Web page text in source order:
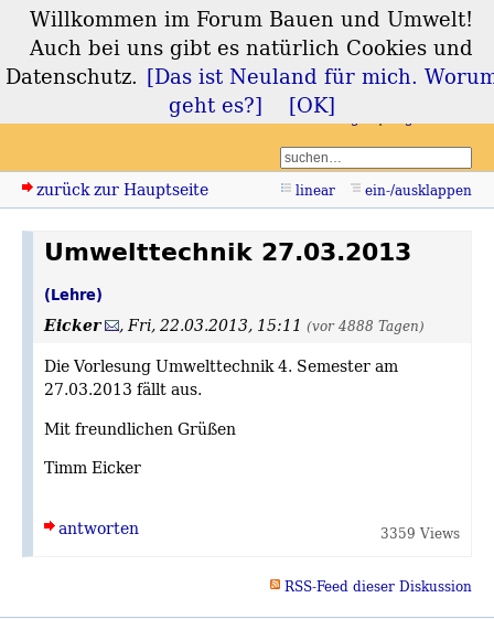
Forum Bauen und
Umwelt
zurück zur Hauptseite linear ein-/ausklappen
Umwelttechnik 27.03.2013
(Lehre)
Eicker ,Fri, 22.03.2013, 15:11 (vor 4888 Tagen)
Die Vorlesung Umwelttechnik 4. Semester am
27.03.2013 fällt aus.
Mit freundlichen Grüßen
Timm Eicker
antworten 3359 Views
RSS-Feed dieser Diskussion
Willkommen im Forum Bauen und Umwelt!
Auch bei uns gibt es natürlich Cookies und
Datenschutz. [Das ist Neuland für mich.
geht es?]
[OK]